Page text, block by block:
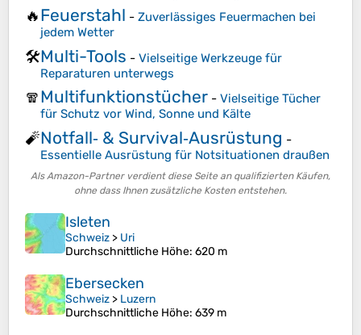
🔥Feuerstahl - Zuverlässiges Feuermachen bei
jedem Wetter
🛠️Multi-Tools - Vielseitige Werkzeuge für
Reparaturen unterwegs
🧣Multifunktionstücher - Vielseitige Tücher
für Schutz vor Wind, Sonne und Kälte
🧨Notfall‑ & Survival‑Ausrüstung -
Essentielle Ausrüstung für Notsituationen draußen
Als Amazon-Partner verdient diese Seite an qualifizierten Käufen,
ohne dass Ihnen zusätzliche Kosten entstehen.
Isleten
Schweiz > Uri
Durchschnittliche Höhe: 620 m
Ebersecken
Schweiz > Luzern
Durchschnittliche Höhe: 639 m